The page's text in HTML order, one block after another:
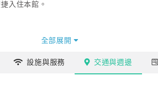
入住本館。
全部展開
設施與服務 交通與週邊